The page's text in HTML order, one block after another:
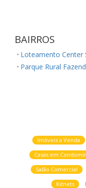
BAIRROS
Loteamento Center
Parque Rural
Imóveis a Venda
Casas em
Salão Comercial
Kitnets